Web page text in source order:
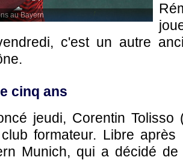
au Bayern
c'est un autre
cinq ans
jeudi, Corentin
formateur. Libre
Munich, qui a décidé